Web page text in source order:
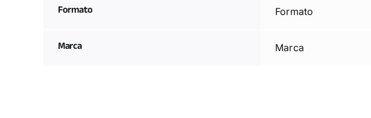
Formato Formato
Marca Marca